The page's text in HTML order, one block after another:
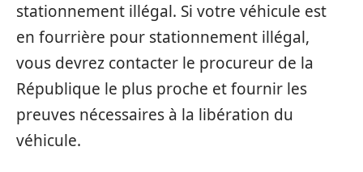
stationnement illégal. Si votre véhicule est
en fourrière pour stationnement illégal,
vous devrez contacter le procureur de la
République le plus proche et fournir les
preuves nécessaires à la libération du
véhicule.